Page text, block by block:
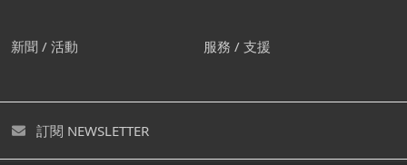
新聞 / 活動 服務 / 支援
訂閱 NEWSLETTER